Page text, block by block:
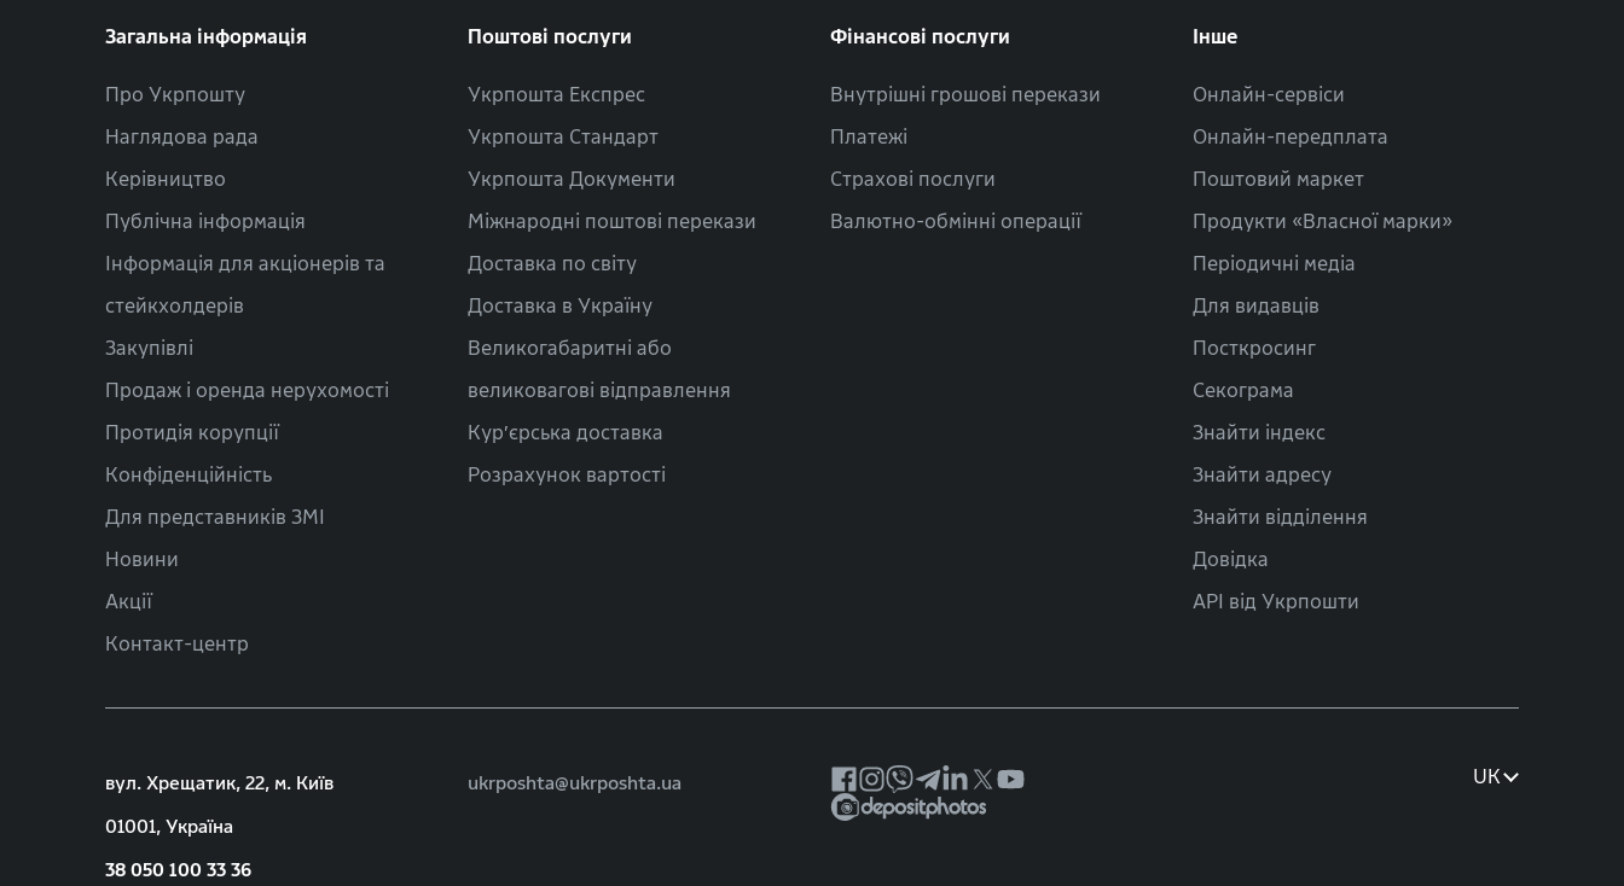
Загальна інформація
Про Укрпошту
Наглядова рада
Керівництво
Публічна інформація
Інформація для акціонерів та
стейкхолдерів
Закупівлі
Продаж і оренда нерухомості
Протидія корупції
Конфіденційність
Для представників ЗМІ
Новини
Акції
Контакт-центр
Поштові послуги
Укрпошта Експрес
Укрпошта Стандарт
Укрпошта Документи
Міжнародні поштові перекази
Доставка по світу
Доставка в Україну
Великогабаритні або
великовагові відправлення
Кур’єрська доставка
Розрахунок вартості
Фінансові послуги
Внутрішні грошові перекази
Платежі
Страхові послуги
Валютно-обмінні операції
Інше
Онлайн-сервіси
Онлайн-передплата
Поштовий маркет
Продукти «Власної марки»
Періодичні медіа
Для видавців
Посткросинг
Секограма
Знайти індекс
Знайти адресу
Знайти відділення
Довідка
API від Укрпошти
вул. Хрещатик, 22, м. Київ
01001, Україна
38 050 100 33 36
ukrposhta@ukrposhta.ua UK